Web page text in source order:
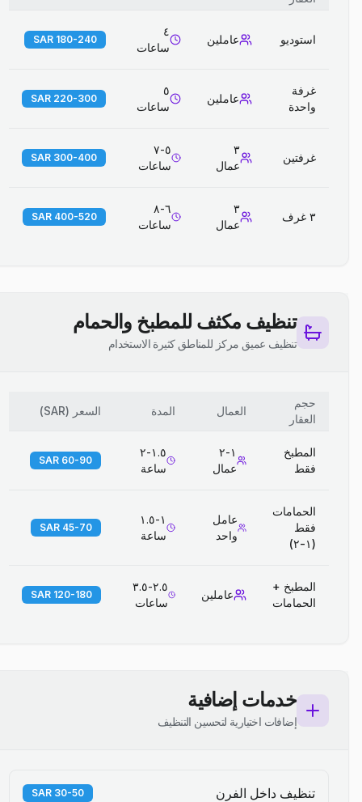
استوديو عاملين
٤
ساعات
180-240 SAR
غرفة
واحدة
عاملين
٥
ساعات
220-300 SAR
غرفتين
٣
عمال
٥-٧
ساعات
300-400 SAR
٣ غرف
٣
عمال
٦-٨
ساعات
400-520 SAR
تنظيف مكثف للمطبخ والحمام
تنظيف عميق مركز للمناطق كثيرة الاستخدام
حجم
العقار
العمال المدة السعر (
SAR
)
المطبخ
فقط
١-٢
عمال
١.٥-٢
ساعة
60-90 SAR
الحمامات
فقط
(١-٢)
عامل
واحد
١-١.٥
ساعة
45-70 SAR
المطبخ +
الحمامات
عاملين
٢.٥-٣.٥
ساعات
120-180 SAR
خدمات إضافية
إضافات اختيارية لتحسين التنظيف
تنظيف داخل الفرن 30-50 SAR